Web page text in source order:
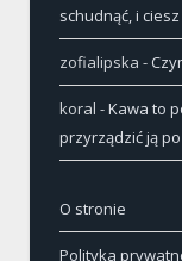
schudnąć, i
zofialipska -
koral -Kawa to
przyrządzić ją
O stronie
Polityka